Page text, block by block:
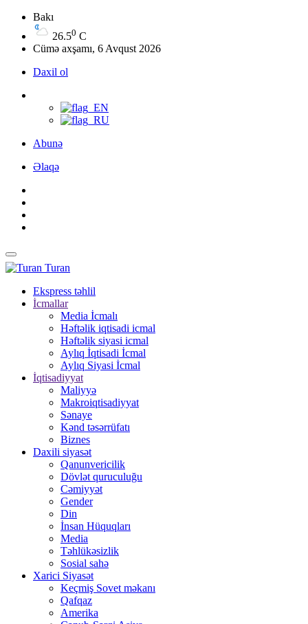
Bakı
26.50 C
Cümə axşamı, 6 Avqust 2026
Daxil ol
Abunə
Əlaqə
Turan
Ekspress təhlil
İcmallar
Media İcmalı
Həftəlik iqtisadi icmal
Həftəlik siyasi icmal
Aylıq İqtisadi İcmal
Aylıq Siyasi İcmal
İqtisadiyyat
Maliyyə
Makroiqtisadiyyat
Sənaye
Kənd təsərrüfatı
Biznes
Daxili siyasət
Qanunvericilik
Dövlət quruculuğu
Cəmiyyət
Gender
Din
İnsan Hüquqları
Media
Təhlükəsizlik
Sosial sahə
Xarici Siyasət
Keçmiş Sovet məkanı
Qafqaz
Amerika